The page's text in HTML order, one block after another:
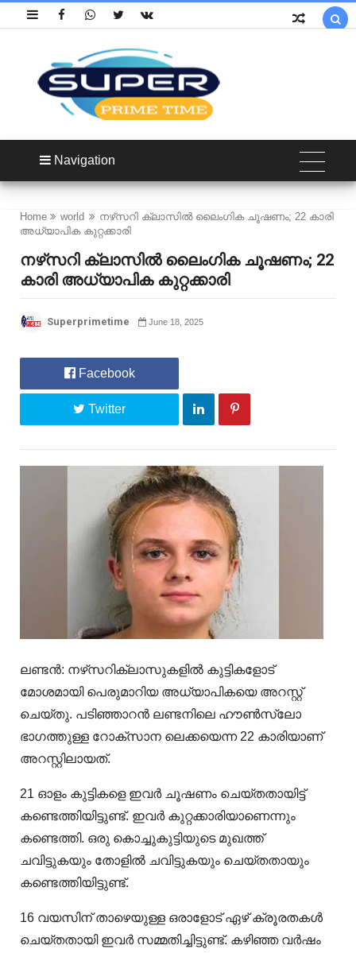

Navigation
Home world
നഴ്‌സറി ക്ലാസിൽ ലൈംഗിക ചൂഷണം; 22 കാരി
അധ്യാപിക കുറ്റക്കാരി
നഴ്‌സറി ക്ലാസിൽ ലൈംഗിക ചൂഷണം; 22
കാരി അധ്യാപിക കുറ്റക്കാരി
Superprimetime June 18, 2025
Facebook
Twitter
ലണ്ടൻ: നഴ്‌സറിക്ലാസുകളിൽ കുട്ടികളോട്
മോശമായി പെരുമാറിയ അധ്യാപികയെ അറസ്റ്റ്
ചെയ്‌തു. പടിഞ്ഞാറൻ ലണ്ടനിലെ ഹൗൺസ്ലോ
ഭാഗത്തുള്ള റോക്സാന ലെക്കയെന്ന 22 കാരിയാണ്
അറസ്റ്റിലായത്.
21 ഓളം കുട്ടികളെ ഇവർ ചൂഷണം ചെയ്‌തതായിട്ട്
കണ്ടെത്തിയിട്ടുണ്ട്. ഇവർ കുറ്റക്കാരിയാണെന്നും
കണ്ടെത്തി. ഒരു കൊച്ചുകുട്ടിയുടെ മുഖത്ത്
ചവിട്ടുകയും തോളിൽ ചവിട്ടുകയും ചെയ്തതായും
കണ്ടെത്തിയിട്ടുണ്ട്.
16 വയസിന് താഴെയുള്ള ഒരാളോട് ഏഴ് ക്രൂരതകൾ
ചെയ്തതായി ഇവർ സമ്മതിച്ചിട്ടുണ്ട്. കഴിഞ്ഞ വർഷം